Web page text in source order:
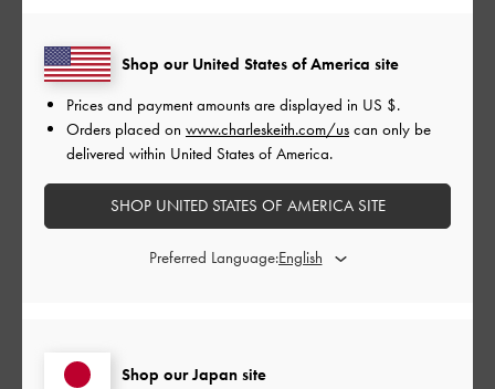
ご利用者様
触り心地が良い
カードポケットが多いのはいいですが､出し入れがしにくい(新し
Shop our Japan site
Shop our United States of America site
Prices and payment amounts are displayed in US $.
Orders placed on www.charleskeith.com/us can only be
delivered within United States of America.
SHOP UNITED STATES OF AMERICA SITE
Preferred Language: